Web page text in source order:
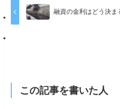
融資の金利はどう決ま
この記事を書いた人